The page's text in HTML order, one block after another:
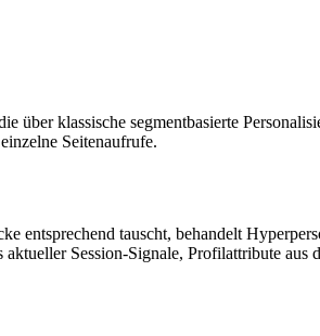
klassische segmentbasierte
Seitenaufrufe.
tauscht, behandelt
Session-Signale, Profilattribute aus